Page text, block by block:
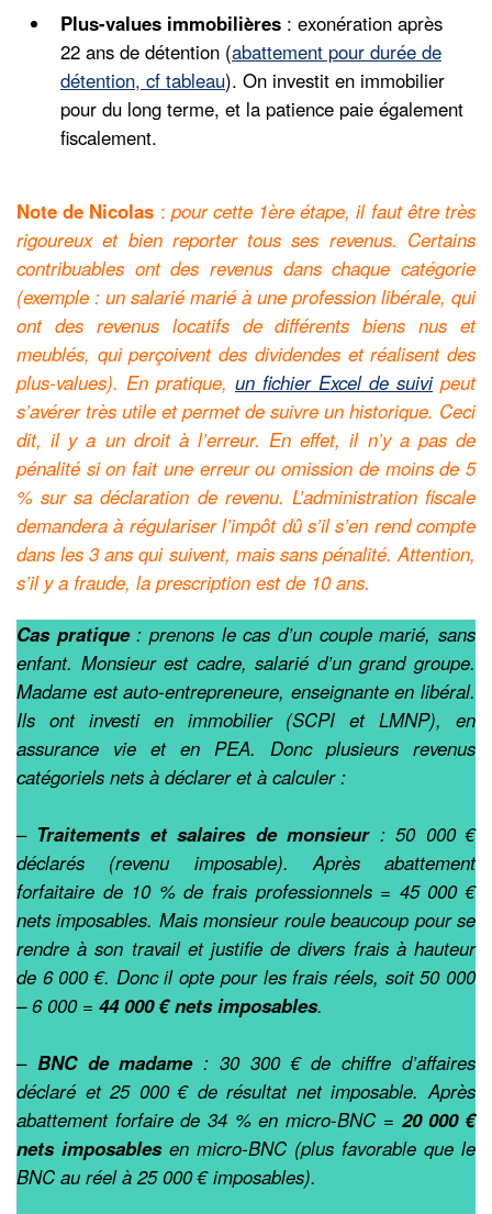
Plus-values immobilières : exonération après
22 ans de détention (abattement pour durée de
détention, cf tableau). On investit en immobilier
pour du long terme, et la patience paie également
fiscalement.
Note de Nicolas : pour cette 1ère étape, il faut être très
rigoureux et bien reporter tous ses revenus. Certains
contribuables ont des revenus dans chaque catégorie
(exemple : un salarié marié à une profession libérale, qui
ont des revenus locatifs de différents biens nus et
meublés, qui perçoivent des dividendes et réalisent des
plus-values). En pratique, un fichier Excel de suivipeut
s’avérer très utile et permet de suivre un historique. Ceci
dit, il y a un droit à l’erreur. En effet, il n’y a pas de
pénalité si on fait une erreur ou omission de moins de 5
% sur sa déclaration de revenu. L’administration fiscale
demandera à régulariser l’impôt dû s’il s’en rend compte
dans les 3 ans qui suivent, mais sans pénalité. Attention,
s’il y a fraude, la prescription est de 10 ans.
Cas pratique: prenons le cas d’un couple marié, sans
enfant. Monsieur est cadre, salarié d’un grand groupe.
Madame est auto-entrepreneure, enseignante en libéral.
Ils ont investi en immobilier (SCPI et LMNP), en
assurance vie et en PEA. Donc plusieurs revenus
catégoriels nets à déclarer et à calculer :
– Traitements et salaires de monsieur : 50 000 €
déclarés (revenu imposable). Après abattement
forfaitaire de 10 % de frais professionnels = 45 000 €
nets imposables. Mais monsieur roule beaucoup pour se
rendre à son travail et justifie de divers frais à hauteur
de 6 000 €. Donc il opte pour les frais réels, soit 50 000
– 6 000 = 44 000 € nets imposables.
– BNC de madame: 30 300 € de chiffre d’affaires
déclaré et 25 000 € de résultat net imposable. Après
abattement forfaire de 34 % en micro-BNC = 20 000 €
nets imposablesen micro-BNC (plus favorable que le
BNC au réel à 25 000 € imposables).